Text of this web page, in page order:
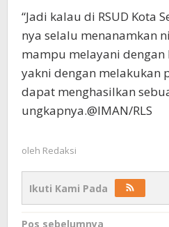
“Jadi kalau di RSUD Kota
nya selalu menanamkan
mampu melayani dengan
yakni dengan melakukan
dapat menghasilkan
ungkapnya.@IMAN/RLS
oleh Redaksi
Ikuti Kami Pada
Pos sebelumnya